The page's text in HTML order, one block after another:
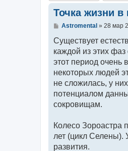
Точка жизни в
С
о
б
щ
е
и
е
Astromental» 28 мар
Существует
каждой из этих
этот период очень
некоторых людей
не сложилась, у
потенциалом
сокровищам.
Колесо Зороастра
лет (цикл
развития.